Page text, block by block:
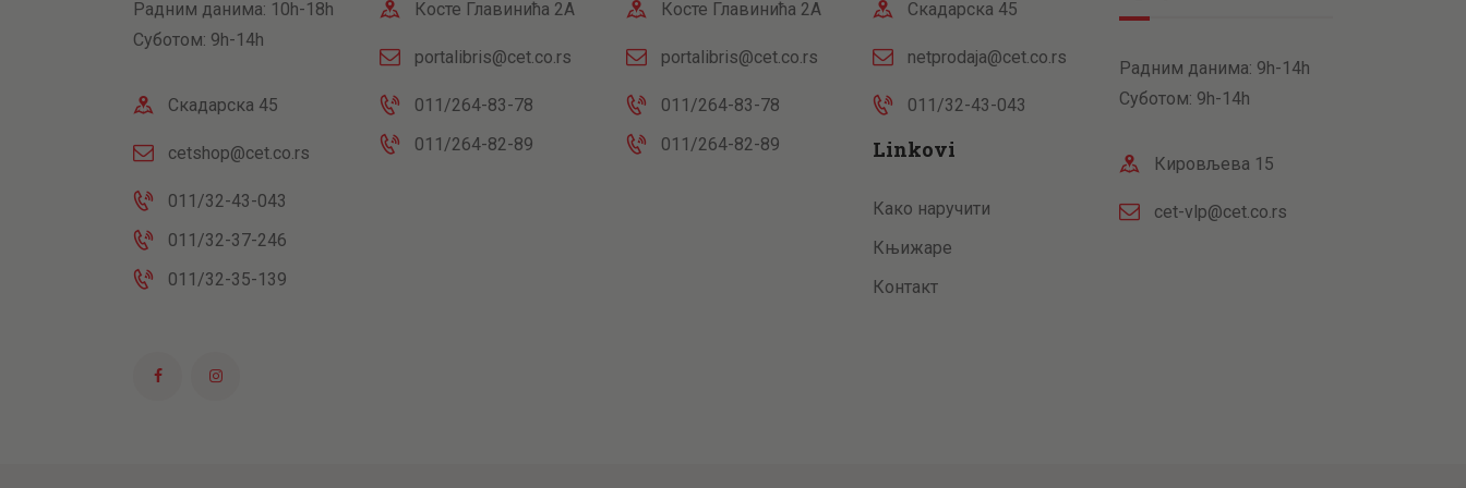
Радним данима: 10h-18h
Суботом: 9h-14h
Скадарска 45
cetshop@cet.co.rs
011/32-43-043
011/32-37-246
011/32-35-139
Косте Главинића 2А
portalibris@cet.co.rs
011/264-83-78
011/264-82-89
Косте Главинића 2А
portalibris@cet.co.rs
011/264-83-78
011/264-82-89
Скадарска 45
netprodaja@cet.co.rs
011/32-43-043
Linkovi
Како наручити
Књижаре
Контакт
Радним данима: 9h-14h
Суботом: 9h-14h
Кировљева 15
cet-vlp@cet.co.rs